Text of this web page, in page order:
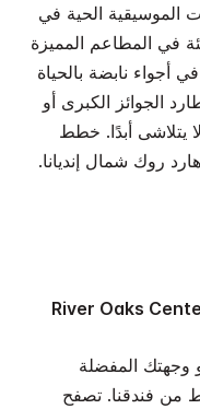
الموسيقية الحية في
في المطاعم المميزة
أجواء نابضة بالحياة
الجوائز الكبرى أو
يتلاشى أبدًا. خطط
روك شمال إنديانا.
وجهتك المفضلة
من فندقنا. تصفح